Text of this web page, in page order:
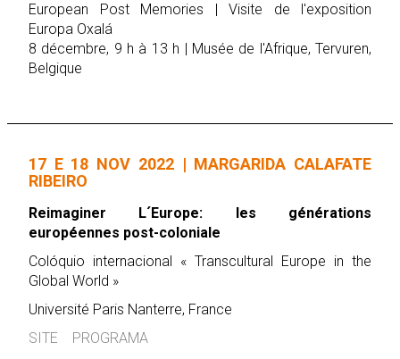
European Post Memories | Visite de l'exposition
Europa Oxalá
8 décembre, 9 h à 13 h | Musée de l'Afrique, Tervuren,
Belgique
17 E 18 NOV 2022 | MARGARIDA CALAFATE
RIBEIRO
Reimaginer L´Europe: les générations
européennes post-coloniale
Colóquio internacional « Transcultural Europe in the
Global World »
Université Paris Nanterre, France
SITE
PROGRAMA